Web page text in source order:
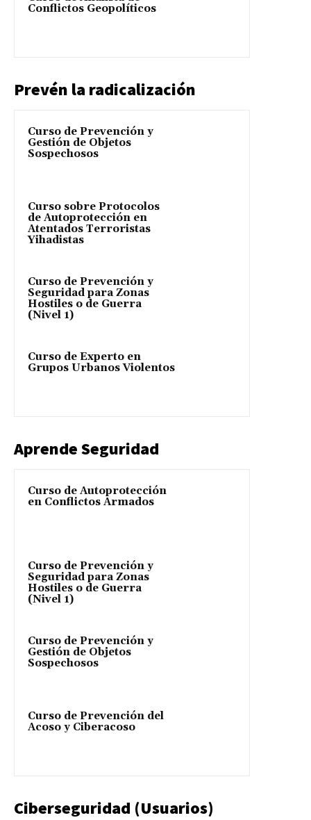
Conflictos Geopolíticos
Prevén la radicalización
Curso de Prevención y
Gestión de Objetos
Sospechosos
Curso sobre Protocolos
de Autoprotección en
Atentados Terroristas
Yihadistas
Curso de Prevención y
Seguridad para Zonas
Hostiles o de Guerra
(Nivel 1)
Curso de Experto en
Grupos Urbanos Violentos
Aprende Seguridad
Curso de Autoprotección
en Conflictos Armados
Curso de Prevención y
Seguridad para Zonas
Hostiles o de Guerra
(Nivel 1)
Curso de Prevención y
Gestión de Objetos
Sospechosos
Curso de Prevención del
Acoso y Ciberacoso
Ciberseguridad (Usuarios)